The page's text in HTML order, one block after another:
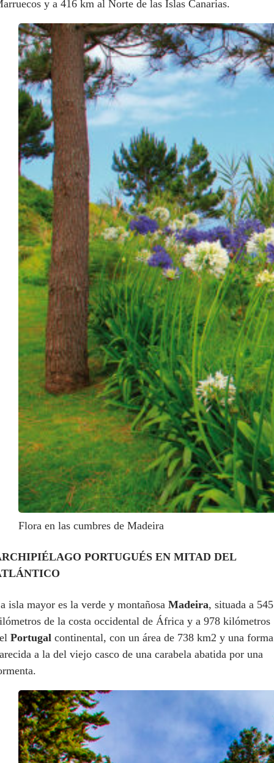
y a 416 km al Norte de las Islas Canarias.
Flora en las cumbres de Madeira
PORTUGUÉS EN MITAD DEL
isla mayor es la verde y montañosa Madeira, situada a 545
de la costa occidental de África y a 978 kilómetros
Portugal continental, con un área de 738 km2 y una forma
a la del viejo casco de una carabela abatida por una